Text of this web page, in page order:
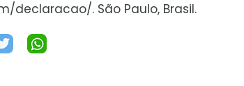
declaracao/. São Paulo, Brasil.